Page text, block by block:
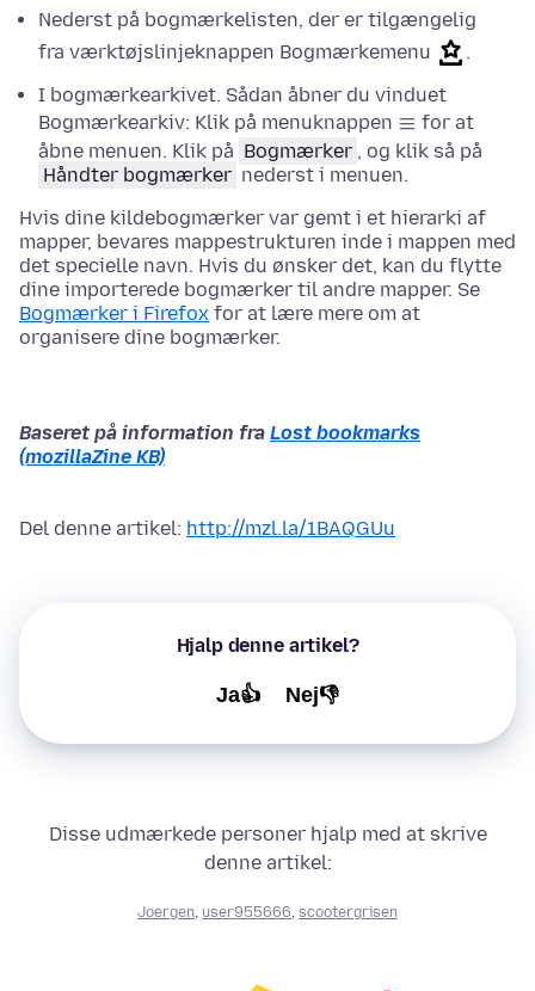
Nederst på bogmærkelisten, der er tilgængelig
fra værktøjslinjeknappen Bogmærkemenu
.
I bogmærkearkivet. Sådan åbner du vinduet
Bogmærkearkiv: Klik på menuknappen
for at
åbne menuen. Klik på Bogmærker , og klik så på
Håndter bogmærker nederst i menuen.
Hvis dine kildebogmærker var gemt i et hierarki af
mapper, bevares mappestrukturen inde i mappen med
det specielle navn. Hvis du ønsker det, kan du flytte
dine importerede bogmærker til andre mapper. Se
Bogmærker i Firefox for at lære mere om at
organisere dine bogmærker.
Baseret på information fra Lost bookmarks
(mozillaZine KB)
Del denne artikel: http://mzl.la/1BAQGUu
Hjalp denne artikel?
Ja👍 Nej👎
Disse udmærkede personer hjalp med at skrive
denne artikel:
Joergen, user955666, scootergrisen